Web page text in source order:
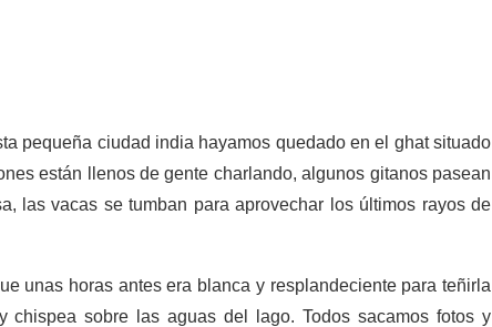
pequeña ciudad india hayamos quedado en el ghat situado
están llenos de gente charlando, algunos gitanos pasean
las vacas se tumban para aprovechar los últimos rayos de
unas horas antes era blanca y resplandeciente para teñirla
sobre las aguas del lago. Todos sacamos fotos y